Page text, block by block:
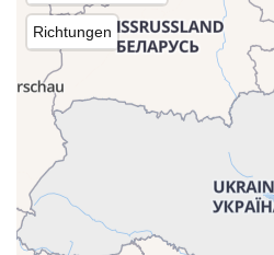
Richtungen